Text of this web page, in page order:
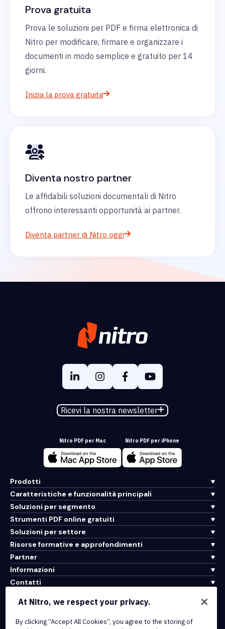
Prova gratuita
Prova le soluzioni per PDF e firma elettronica di
Nitro per modificare, firmare e organizzare i
documenti in modo semplice e gratuito per 14
giorni.
Inizia la prova gratuita
Diventa nostro partner
Le affidabili soluzioni documentali di Nitro
offrono interessanti opportunità ai partner.
Diventa partner di Nitro oggi
Ricevi la nostra newsletter
Nitro PDF per Mac Nitro PDF per iPhone
Prodotti
Caratteristiche e funzionalità principali
Soluzioni per segmento
Strumenti PDF online gratuiti
Soluzioni per settore
Risorse formative e approfondimenti
Partner
Informazioni
Contatti
Integrazioni e connettività API
At Nitro, we respect your privacy.
By clicking “Accept All Cookies”, you agree to the storing of